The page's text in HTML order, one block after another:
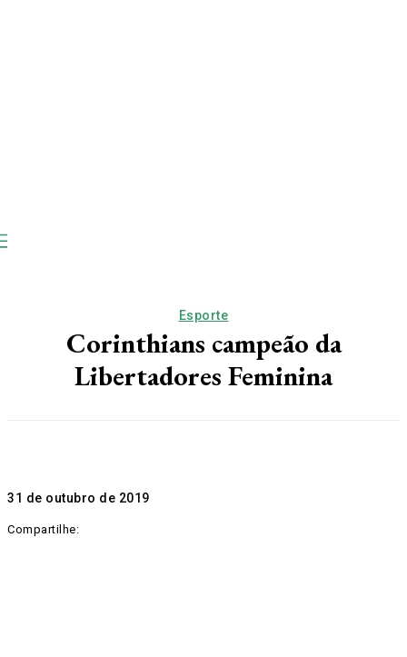
Esporte
Corinthians campeão da
Libertadores Feminina
31 de outubro de 2019
Compartilhe: